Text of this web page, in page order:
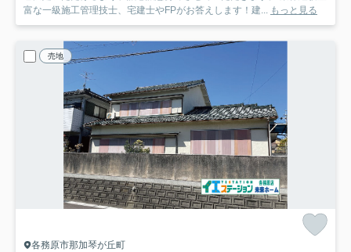
富な一級施工管理技士、宅建士やFPがお答えします！建...
もっと見る
売地
各務原市那加琴が丘町